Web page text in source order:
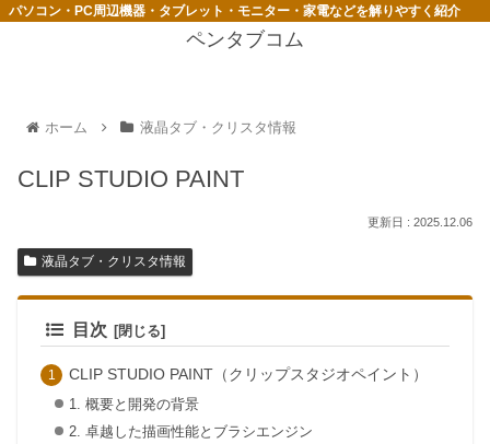
パソコン・PC周辺機器・タブレット・モニター・家電などを解りやすく紹介
ペンタブコム
ホーム 液晶タブ・クリスタ情報
CLIP STUDIO PAINT
2025.12.06
液晶タブ・クリスタ情報
目次
CLIP STUDIO PAINT（クリップスタジオペイント）
1. 概要と開発の背景
2. 卓越した描画性能とブラシエンジン